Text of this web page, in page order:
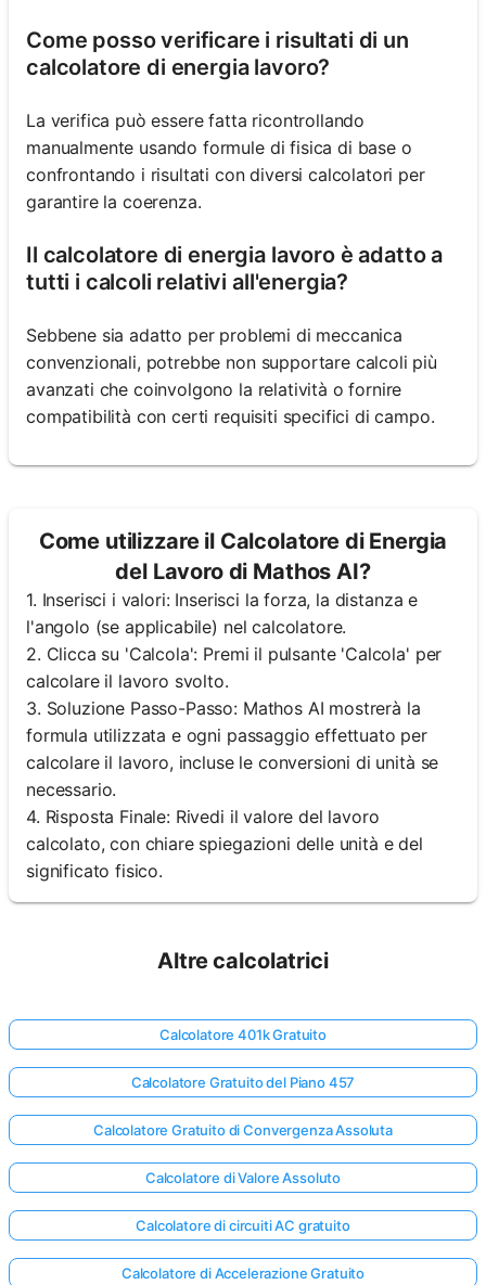
Come posso verificare i risultati di un
calcolatore di energia lavoro?
La verifica può essere fatta ricontrollando
manualmente usando formule di fisica di base o
confrontando i risultati con diversi calcolatori per
garantire la coerenza.
Il calcolatore di energia lavoro è adatto a
tutti i calcoli relativi all'energia?
Sebbene sia adatto per problemi di meccanica
convenzionali, potrebbe non supportare calcoli più
avanzati che coinvolgono la relatività o fornire
compatibilità con certi requisiti specifici di campo.
Come utilizzare il Calcolatore di Energia
del Lavoro di Mathos AI?
1. Inserisci i valori: Inserisci la forza, la distanza e
l'angolo (se applicabile) nel calcolatore.
2. Clicca su 'Calcola': Premi il pulsante 'Calcola' per
calcolare il lavoro svolto.
3. Soluzione Passo-Passo: Mathos AI mostrerà la
formula utilizzata e ogni passaggio effettuato per
calcolare il lavoro, incluse le conversioni di unità se
necessario.
4. Risposta Finale: Rivedi il valore del lavoro
calcolato, con chiare spiegazioni delle unità e del
significato fisico.
Altre calcolatrici
Calcolatore 401k Gratuito
Calcolatore Gratuito del Piano 457
Calcolatore Gratuito di Convergenza Assoluta
Calcolatore di Valore Assoluto
Calcolatore di circuiti AC gratuito
Calcolatore di Accelerazione Gratuito